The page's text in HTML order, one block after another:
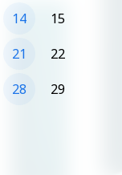
14
15
21
22
28
29